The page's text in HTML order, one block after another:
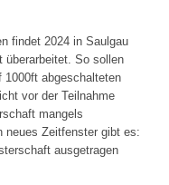
findet 2024 in Saulgau
überarbeitet. So sollen
abgeschalteten
vor der Teilnahme
mangels
neues Zeitfenster gibt es:
ausgetragen